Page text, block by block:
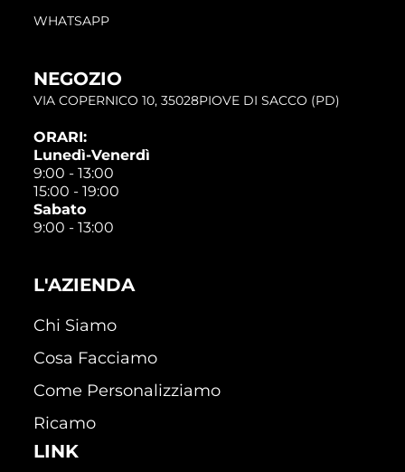
WHATSAPP
NEGOZIO
VIA COPERNICO 10, 35028PIOVE DI SACCO (PD)
ORARI:
Lunedì-Venerdì
9:00 - 13:00
15:00 - 19:00
Sabato
9:00 - 13:00
L'AZIENDA
Chi Siamo
Cosa Facciamo
Come Personalizziamo
Ricamo
LINK